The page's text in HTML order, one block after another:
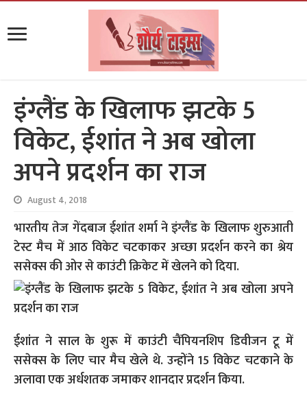
इंग्लैंड के खिलाफ झटके 5
विकेट, ईशांत ने अब खोला
अपने प्रदर्शन का राज
August 4, 2018
भारतीय तेज गेंदबाज ईशांत शर्मा ने इंग्लैंड के खिलाफ शुरुआती
टेस्ट मैच में आठ विकेट चटकाकर अच्छा प्रदर्शन करने का श्रेय
ससेक्स की ओर से काउंटी क्रिकेट में खेलने को दिया.
ईशांत ने साल के शुरू में काउंटी चैंपियनशिप डिवीजन टू में
ससेक्स के लिए चार मैच खेले थे. उन्होंने 15 विकेट चटकाने के
अलावा एक अर्धशतक जमाकर शानदार प्रदर्शन किया.